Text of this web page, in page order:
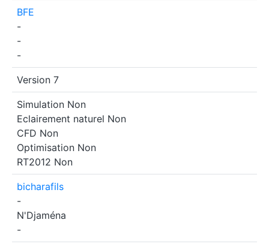
BFE
-
-
-
Version 7
Simulation Non
Eclairement naturel Non
CFD Non
Optimisation Non
RT2012 Non
bicharafils
-
N'Djaména
-